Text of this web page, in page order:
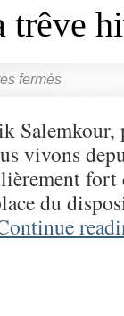
trêve
fermés
Salemkour,
vivons
fort
du